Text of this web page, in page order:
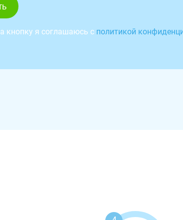
кнопку я соглашаюсь с политикой